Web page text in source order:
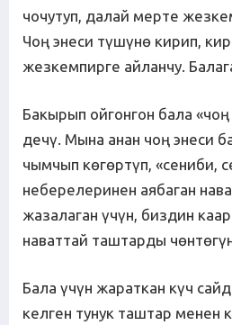
чочутуп, далай мерте
Чоң энеси түшүнө кирип,
жезкемпирге айланчу.
Бакырып ойгонгон бала
дечү. Мына анан чоң энеси
чымчып көгөртүп, «сениби,
неберелеринен аябаган
жазалаган үчүн, биздин
наваттай таштарды
Бала үчүн жараткан күч
келген тунук таштар менен